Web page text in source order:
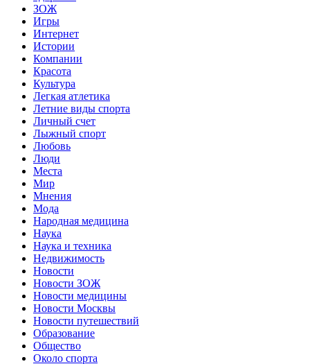
ЗОЖ
Игры
Интернет
Истории
Компании
Красота
Культура
Легкая атлетика
Летние виды спорта
Личный счет
Лыжный спорт
Любовь
Люди
Места
Мир
Мнения
Мода
Народная медицина
Наука
Наука и техника
Недвижимость
Новости
Новости ЗОЖ
Новости медицины
Новости Москвы
Новости путешествий
Образование
Общество
Около спорта